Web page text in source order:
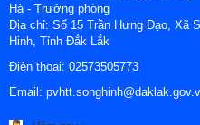
Hà - Trưởng phòng
Địa chỉ: Số 15 Trần Hưng Đạo, Xã
Hinh, Tỉnh Đắk Lắk
Điện thoại: 02573505773
Email: